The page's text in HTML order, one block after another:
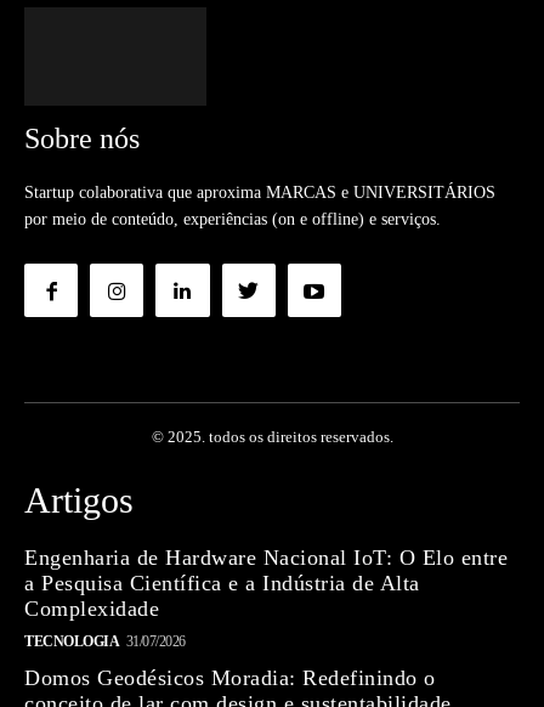
Sobre nós
Startup colaborativa que aproxima MARCAS e UNIVERSITÁRIOS
por meio de conteúdo, experiências (on e offline) e serviços.
© 2025. todos os direitos reservados.
Artigos
Engenharia de Hardware Nacional IoT: O Elo entre
a Pesquisa Científica e a Indústria de Alta
Complexidade
TECNOLOGIA 31/07/2026
Domos Geodésicos Moradia: Redefinindo o